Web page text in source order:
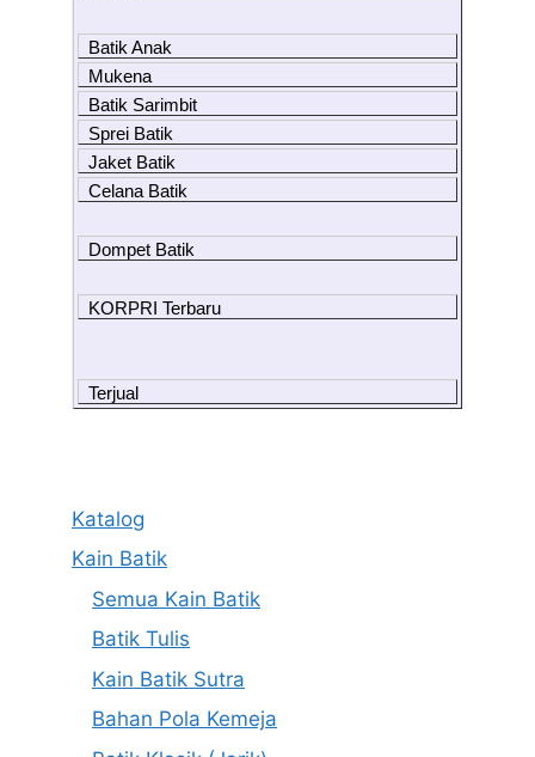
Batik Anak
Mukena
Batik Sarimbit
Sprei Batik
Jaket Batik
Celana Batik
Dompet Batik
KORPRI Terbaru
Terjual
Katalog
Kain Batik
Semua Kain Batik
Batik Tulis
Kain Batik Sutra
Bahan Pola Kemeja